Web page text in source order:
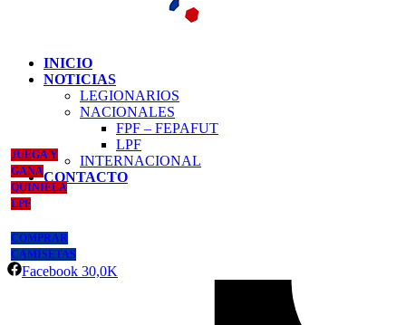
INICIO
NOTICIAS
LEGIONARIOS
NACIONALES
FPF – FEPAFUT
LPF
INTERNACIONAL
CONTACTO
JUEGA Y
GANA
QUINIELA
LPF
COMPRAR
CAMISETAS
Facebook 30,0K